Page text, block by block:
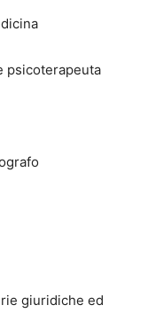
psicoterapeuta
giuridiche ed